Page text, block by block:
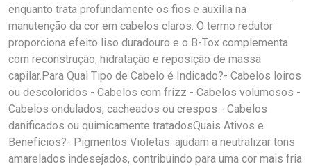
enquanto trata profundamente os fios e auxilia na
manutenção da cor em cabelos claros. O termo redutor
proporciona efeito liso duradouro e o B-Tox complementa
com reconstrução, hidratação e reposição de massa
capilar.Para Qual Tipo de Cabelo é Indicado?- Cabelos loiros
ou descoloridos - Cabelos com frizz - Cabelos volumosos -
Cabelos ondulados, cacheados ou crespos - Cabelos
danificados ou quimicamente tratadosQuais Ativos e
Benefícios?- Pigmentos Violetas: ajudam a neutralizar tons
amarelados indesejados, contribuindo para uma cor mais fria